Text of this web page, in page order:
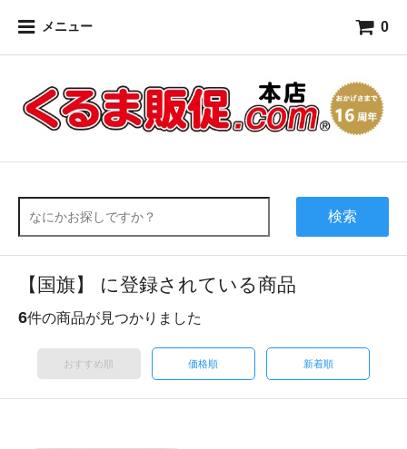
メニュー 0
検索
【国旗】 に登録されている商品
6件の商品が見つかりました
おすすめ順 価格順 新着順